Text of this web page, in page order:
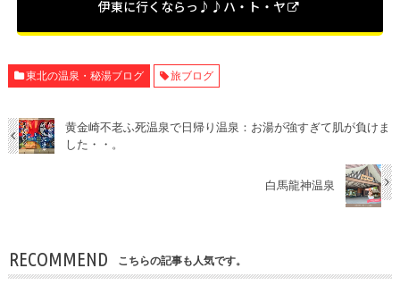
伊東に行くならっ♪♪ハ・ト・ヤ
東北の温泉・秘湯ブログ 旅ブログ
黄金崎不老ふ死温泉で日帰り温泉：お湯が強すぎて肌が負けま
した・・。
白馬龍神温泉
RECOMMEND こちらの記事も人気です。